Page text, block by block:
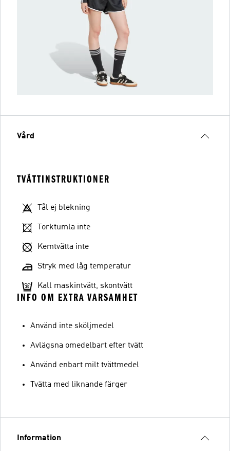
Vård
TVÄTTINSTRUKTIONER
Tål ej blekning
Torktumla inte
Kemtvätta inte
Stryk med låg temperatur
Kall maskintvätt, skontvätt
INFO OM EXTRA VARSAMHET
Använd inte sköljmedel
Avlägsna omedelbart efter tvätt
Använd enbart milt tvättmedel
Tvätta med liknande färger
Information